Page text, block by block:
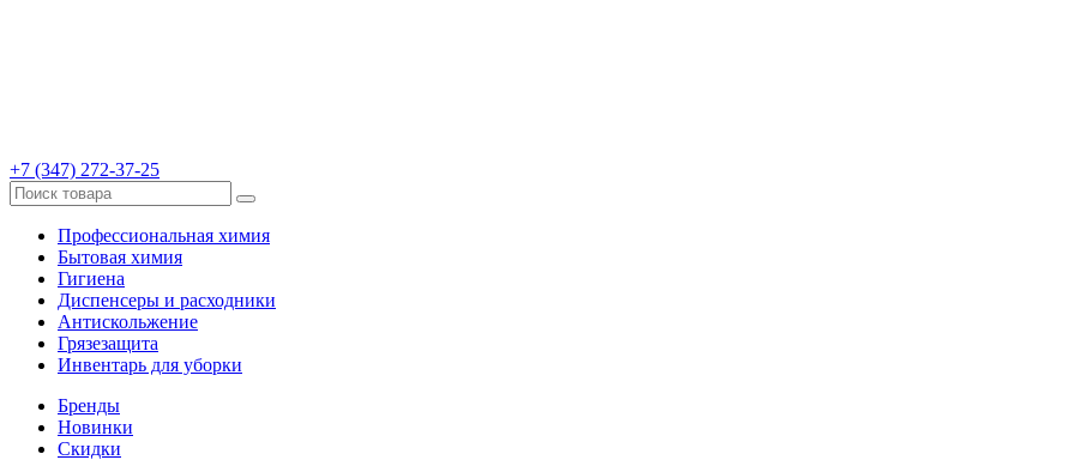
+7 (347) 272-37-25
Профессиональная химия
Бытовая химия
Гигиена
Диспенсеры и расходники
Антискольжение
Грязезащита
Инвентарь для уборки
Бренды
Новинки
Скидки